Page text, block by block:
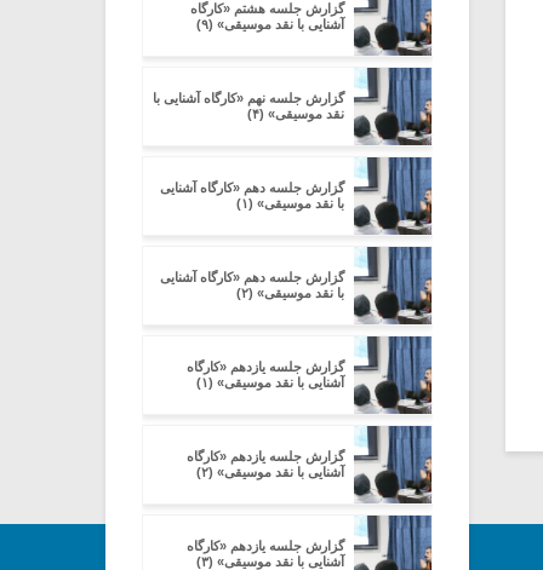
گزارش جلسه هشتم «کارگاه
آشنایی با نقد موسیقی» (۹)
گزارش جلسه نهم «کارگاه آشنایی با
نقد موسیقی» (۴)
گزارش جلسه دهم «کارگاه آشنایی
با نقد موسیقی» (۱)
گزارش جلسه دهم «کارگاه آشنایی
با نقد موسیقی» (۲)
گزارش جلسه یازدهم «کارگاه
آشنایی با نقد موسیقی» (۱)
گزارش جلسه یازدهم «کارگاه
آشنایی با نقد موسیقی» (۲)
گزارش جلسه یازدهم «کارگاه
آشنایی با نقد موسیقی» (۳)